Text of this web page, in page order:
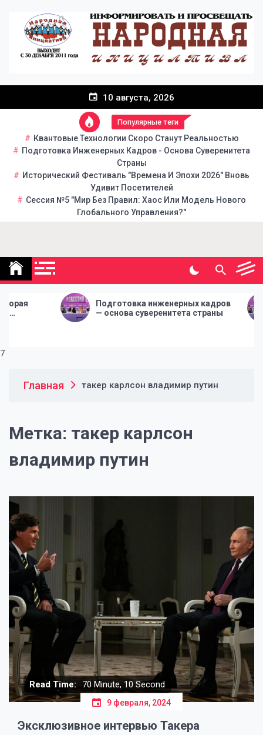
содержанию
10 августа, 2026
Популярные теги
Квантовые Технологии Скоро Станут Реальностью
Подготовка Инженерных Кадров - Основа Суверенитета
Страны
Исторический Фестиваль "Времена И Эпохи 2026" Вновь
Удивит Посетителей
Сессия №5 "Мир Без Правил: Хаос Или Модель Нового
Глобального Управления?"
Портал общественно-
политической газеты
"Народная инициатива"
Подготовка инженерных кадров
— основа суверенитета страны
—
7
Главная такер карлсон владимир путин
Метка: такер карлсон
владимир путин
Read Time: 70 Minute, 10 Second
9 февраля, 2024
Эксклюзивное интервью Такера